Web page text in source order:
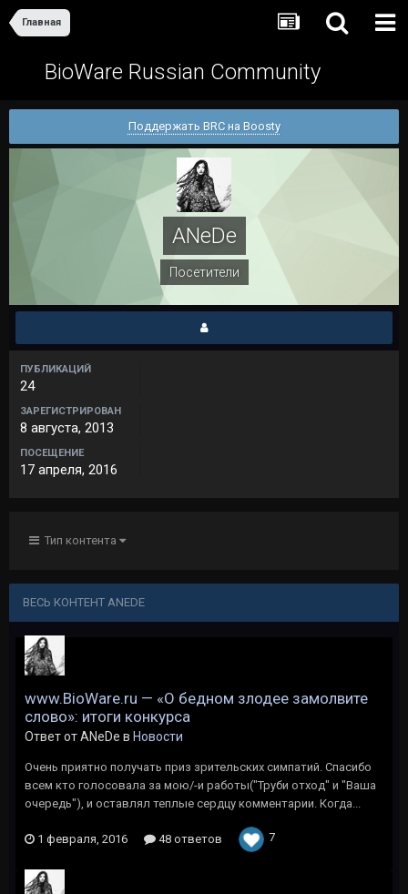
Главная
BioWare Russian Community
Поддержать BRC на Boosty
ANeDe
Посетители
ПУБЛИКАЦИЙ
24
ЗАРЕГИСТРИРОВАН
8 августа, 2013
ПОСЕЩЕНИЕ
17 апреля, 2016
Тип контента
ВЕСЬ КОНТЕНТ ANEDE
www.BioWare.ru — «О бедном злодее замолвите
слово»: итоги конкурса
Ответ от ANeDe в Новости
Очень приятно получать приз зрительских симпатий. Спасибо
всем кто голосовала за мою/-и работы("Труби отход" и "Ваша
очередь"), и оставлял теплые сердцу комментарии. Когда...
1 февраля, 2016 48 ответов 7